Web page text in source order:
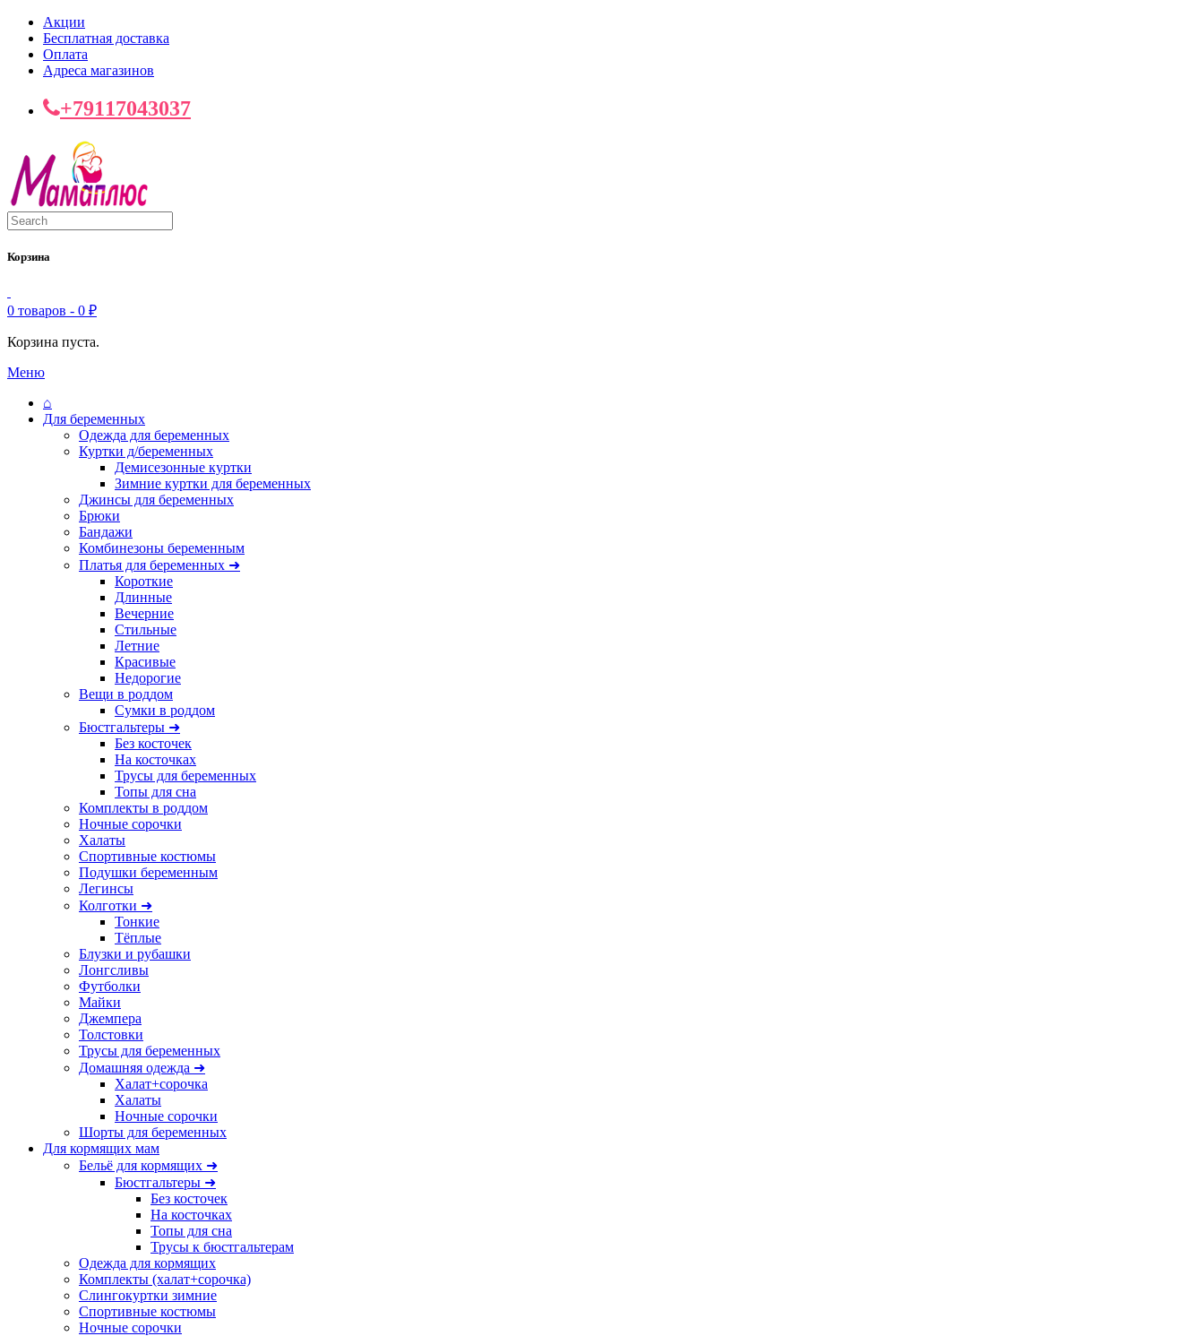
Акции
Бесплатная доставка
Оплата
Адреса магазинов
+79117043037
Корзина
0 товаров - 0 ₽
Корзина пуста.
Меню
⌂
Для беременных
Одежда для беременных
Куртки д/беременных
Демисезонные куртки
Зимние куртки для беременных
Джинсы для беременных
Брюки
Бандажи
Комбинезоны беременным
Платья для беременных ➜
Короткие
Длинные
Вечерние
Стильные
Летние
Красивые
Недорогие
Вещи в роддом
Сумки в роддом
Бюстгальтеры ➜
Без косточек
На косточках
Трусы для беременных
Топы для сна
Комплекты в роддом
Ночные сорочки
Халаты
Спортивные костюмы
Подушки беременным
Легинсы
Колготки ➜
Тонкие
Тёплые
Блузки и рубашки
Лонгсливы
Футболки
Майки
Джемпера
Толстовки
Трусы для беременных
Домашняя одежда ➜
Халат+сорочка
Халаты
Ночные сорочки
Шорты для беременных
Для кормящих мам
Бельё для кормящих ➜
Бюстгальтеры ➜
Без косточек
На косточках
Топы для сна
Трусы к бюстгальтерам
Одежда для кормящих
Комплекты (халат+сорочка)
Слингокуртки зимние
Спортивные костюмы
Ночные сорочки